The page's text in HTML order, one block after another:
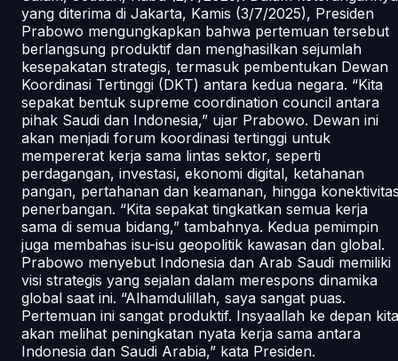
yang diterima di Jakarta, Kamis (3/7/2025), Presiden
Prabowo mengungkapkan bahwa pertemuan tersebut
berlangsung produktif dan menghasilkan sejumlah
kesepakatan strategis, termasuk pembentukan Dewan
Koordinasi Tertinggi (DKT) antara kedua negara. “Kita
sepakat bentuk supreme coordination council antara
pihak Saudi dan Indonesia,” ujar Prabowo. Dewan ini
akan menjadi forum koordinasi tertinggi untuk
mempererat kerja sama lintas sektor, seperti
perdagangan, investasi, ekonomi digital, ketahanan
pangan, pertahanan dan keamanan, hingga
penerbangan. “Kita sepakat tingkatkan semua kerja
sama di semua bidang,” tambahnya. Kedua pemimpin
juga membahas isu-isu geopolitik kawasan dan global.
Prabowo menyebut Indonesia dan Arab Saudi memiliki
visi strategis yang sejalan dalam merespons dinamika
global saat ini. “Alhamdulillah, saya sangat puas.
Pertemuan ini sangat produktif. Insyaallah ke depan kita
akan melihat peningkatan nyata kerja sama antara
Indonesia dan Saudi Arabia,” kata Presiden.